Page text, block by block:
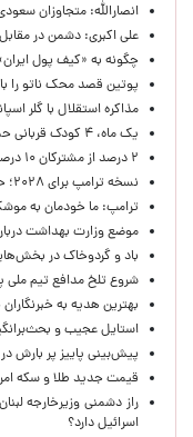
انصارالله: متجاوزان
علی اکبری: دشمن در
چگونه به «کیف پول
پوتین قصد محک ناتو را
مذاکره استقلال با گلر
یک ماه، ۴ کودک قربانی حمله سگ‌ها در سنندج / چرا حوادث تکرار می‌شود؟
۲ درصد از مشترکان ۱۰ درصد برق خانگی را مصرف می‌کنند!
نسخه ترامپ برای ۲۰۲۸؛ حمایت محرمانه از نامزدی جی‌دی ونس
ترامپ: ما خودمان به
موضع وزارت بهداشت
باد و گردوخاک در
شروع تلخ مدافع تیم
بهترین هدیه به
استایل عجیب و
پیش‌بینی پاییز پر بارش در
قیمت جدید طلا و سکه امروز ۱۶ مردادماه ۱۴۰۵/
راز دشمنی وزیرخارجه
اسرائیل دارد؟